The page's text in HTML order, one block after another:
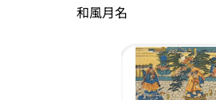
和風月名